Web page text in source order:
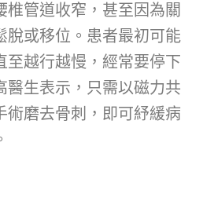
椎管道收窄，甚至因為關
脫或移位。患者最初可能
至越行越慢，經常要停下
醫生表示，只需以磁力共
術磨去骨刺，即可紓緩病